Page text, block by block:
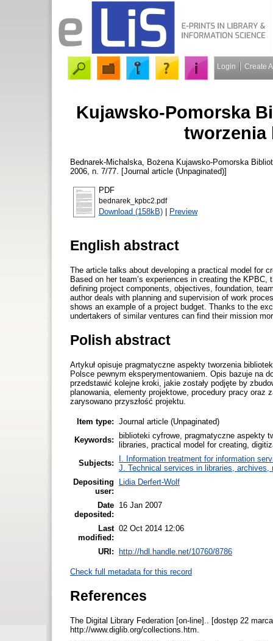
Login Create
Kujawsko-Pomorska
tworzenia
Bednarek-Michalska, Bożena Kujawsko-Pomorska
2006, n. 7/77. [Journal article (Unpaginated)]
PDF
bednarek_kpbc2.pdf
Download (158kB) | Preview
English abstract
The article talks about developing a practical model for
Based on her team’s experiences in creating the
defining project components, objectives, foundation,
author deals with planning and supervision of work
shows an example of a project budget. Thanks to the
undertakers of similar ventures can find their mission
Polish abstract
Artykuł opisuje pragmatyczne aspekty tworzenia
Polsce pewnym eksperymentowaniem. Opis bazuje na
przedstawić kolejne kroki, jakie zostały podjęte by
planowania, elementy projektowe, procedury pracy oraz
zarysowano przyszłość projektu.
Item type: Journal article (Unpaginated)
Keywords:
biblioteki cyfrowe, pragmatyczne aspekty
libraries, practical model for creating,
Subjects:
I. Information treatment for information
J. Technical services in libraries, archives,
Depositing
user:
Lidia Derfert-Wolf
Date
deposited:
16 Jan 2007
Last
modified:
02 Oct 2014 12:06
URI: http://hdl.handle.net/10760/8786
Check full metadata for this record
References
The Digital Library Federation [on-line].. [dostęp 22
http://www.diglib.org/collections.htm.